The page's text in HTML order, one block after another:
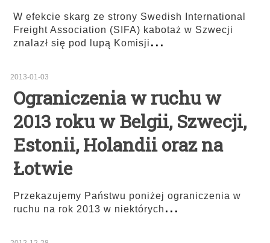
W efekcie skarg ze strony Swedish International
Freight Association (SIFA) kabotaż w Szwecji
znalazł się pod lupą Komisji...
2013-01-03
Ograniczenia w ruchu w
2013 roku w Belgii, Szwecji,
Estonii, Holandii oraz na
Łotwie
Przekazujemy Państwu poniżej ograniczenia w
ruchu na rok 2013 w niektórych ...